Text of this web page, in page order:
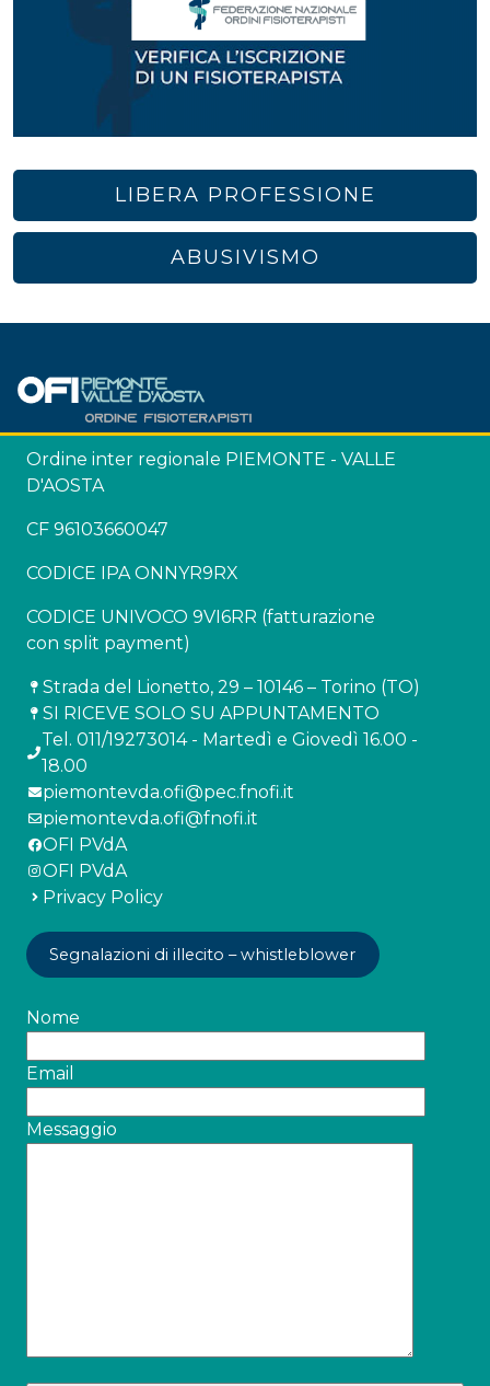
LIBERA PROFESSIONE
ABUSIVISMO
Ordine inter regionale PIEMONTE - VALLE
D'AOSTA
CF 96103660047
CODICE IPA ONNYR9RX
CODICE UNIVOCO 9VI6RR (fatturazione
con split payment)
Strada del Lionetto, 29 – 10146 – Torino (TO)
SI RICEVE SOLO SU APPUNTAMENTO
Tel. 011/19273014 - Martedì e Giovedì 16.00 -
18.00
piemontevda.ofi@pec.fnofi.it
piemontevda.ofi@fnofi.it
OFI PVdA
OFI PVdA
Privacy Policy
Segnalazioni di illecito – whistleblower
Nome
Email
Messaggio